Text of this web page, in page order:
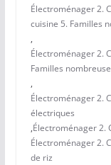
Électroménager 2.
cuisine 5. Familles
,
Électroménager 2.
Familles
,
Électroménager 2.
électriques
,Électroménager 2.
Électroménager 2.
de riz